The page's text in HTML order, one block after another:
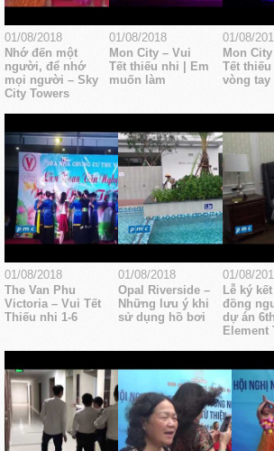
01/08/2018
Nhớ đến một
người, để nhớ
mọi người – Sky
City Towers
01/08/2018
Mon City – Vui
Tết thiếu nhi | Em
muốn làm
01/08/
Mon
Tết
vòng tay
01/08/2018
The Van Phu
Victoria – Vui Tết
Thiếu nhi 1-6
01/08/2018
Opal Riverside –
Những lưu ý khi
sử dụng hồ bơi
01/08/
Lễ ký
đồng
dự án 6th
Element